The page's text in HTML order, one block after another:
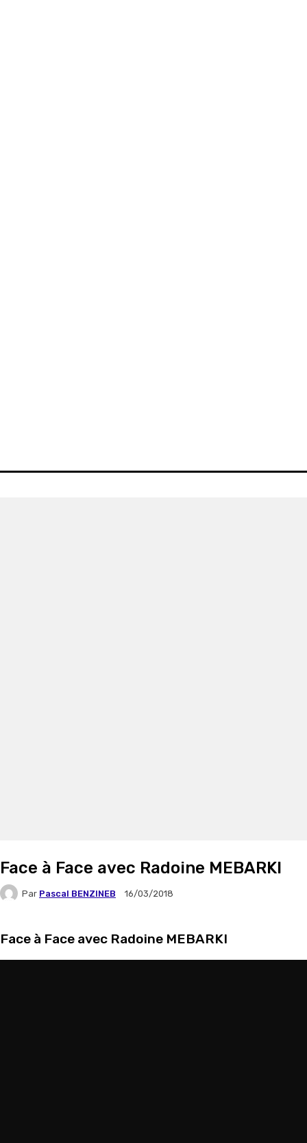
Face à Face avec Radoine MEBARKI
Par Pascal BENZINEB 16/03/2018
Face à Face avec Radoine MEBARKI